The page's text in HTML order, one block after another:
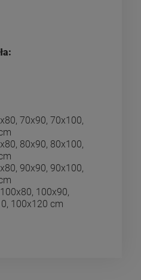
70x90, 70x100,
80x90, 80x100,
90x90, 90x100,
100x90,
100x120 cm